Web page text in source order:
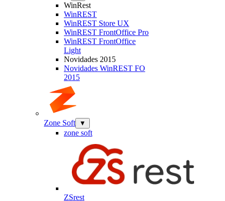
WinRest
WinREST
WinREST Store UX
WinREST FrontOffice Pro
WinREST FrontOffice
Light
Novidades 2015
Novidades WinREST FO
2015
Zone Soft ▼
zone soft
ZSrest